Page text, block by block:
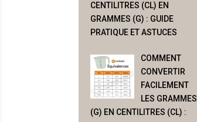
CENTILITRES (CL) EN
GRAMMES (G) : GUIDE
PRATIQUE ET ASTUCES
COMMENT
CONVERTIR
FACILEMENT
LES GRAMMES
(G) EN CENTILITRES (CL) :